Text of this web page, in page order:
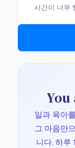
시간이 너무
일과 육아
그 마음만
니다. 하루